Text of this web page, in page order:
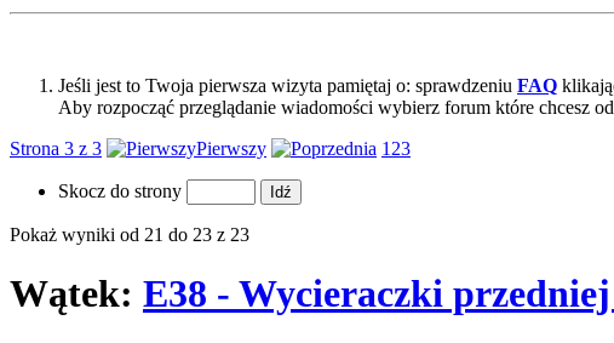
Jeśli jest to Twoja pierwsza wizyta pamiętaj o: sprawdzeniu FAQ
Aby rozpocząć przeglądanie wiadomości wybierz forum które chcesz
Strona 3 z 3
Pierwszy 1 23
Skocz do strony
Pokaż wyniki od 21 do 23 z 23
Wątek: E38 - Wycieraczki